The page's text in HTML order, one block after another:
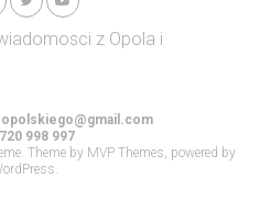
998 997
Theme by MVP Themes, powered by